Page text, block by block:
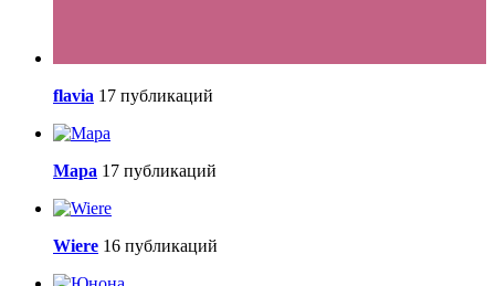
flavia 17 публикаций
Мара 17 публикаций
Wiere 16 публикаций